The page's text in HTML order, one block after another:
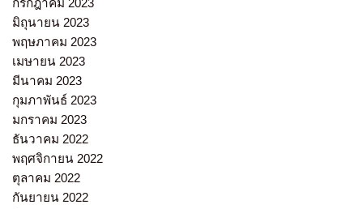
กรกฎาคม 2023
มิถุนายน 2023
พฤษภาคม 2023
เมษายน 2023
มีนาคม 2023
กุมภาพันธ์ 2023
มกราคม 2023
ธันวาคม 2022
พฤศจิกายน 2022
ตุลาคม 2022
กันยายน 2022